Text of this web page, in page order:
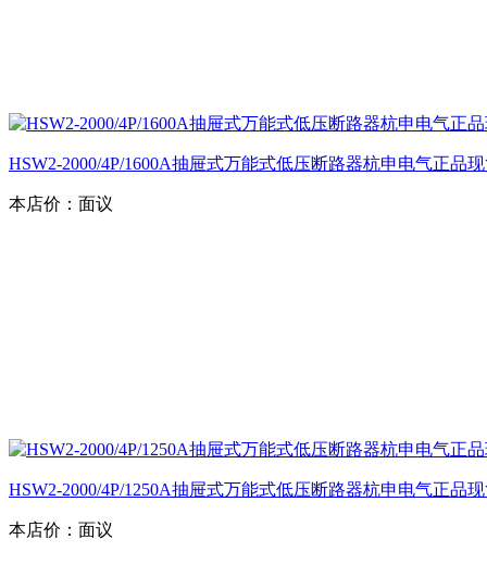
HSW2-2000/4P/1600A抽屉式万能式低压断路器杭申电气正品
本店价： 面议
HSW2-2000/4P/1250A抽屉式万能式低压断路器杭申电气正品
本店价： 面议